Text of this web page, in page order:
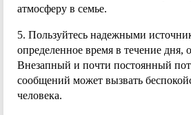
атмосферу в семье.
5. Пользуйтесь надежными
определенное время в течение дня,
Внезапный и почти постоянный
сообщений может вызвать
человека.